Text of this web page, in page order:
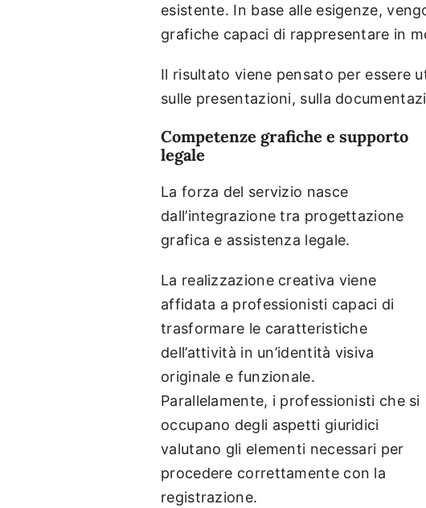
esistente. In base alle esigenze,
grafiche capaci di rappresentare in
Il risultato viene pensato per essere
sulle presentazioni, sulla
Competenze grafiche e supporto
legale
La forza del servizio nasce
dall’integrazione tra progettazione
grafica e assistenza legale.
La realizzazione creativa viene
affidata a professionisti capaci di
trasformare le caratteristiche
dell’attività in un’identità visiva
originale e funzionale.
Parallelamente, i professionisti che si
occupano degli aspetti giuridici
valutano gli elementi necessari per
procedere correttamente con la
registrazione.